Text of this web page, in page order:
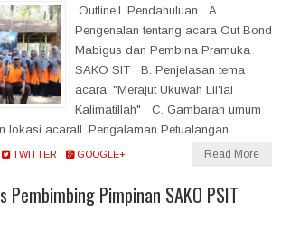
Outline:I. Pendahuluan A.
Pengenalan tentang acara Out Bond
Mabigus dan Pembina Pramuka
SAKO SIT B. Penjelasan tema
acara: "Merajut Ukuwah Lii'lai
Kalimatillah" C. Gambaran umum
lokasi acaraII. Pengalaman Petualangan...
TWITTER GOOGLE+ Read More
Pembimbing Pimpinan SAKO PSIT